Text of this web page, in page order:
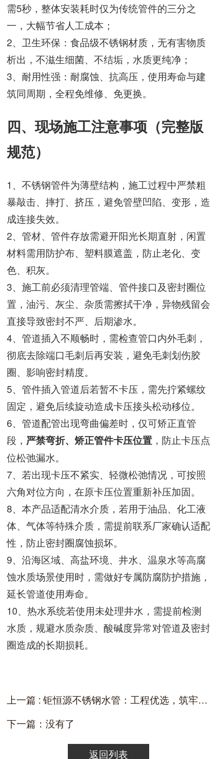
需5秒，整体安装耗时仅为传统管件的三分之
一，大幅节省人工成本；
2、卫生环保：食品级不锈钢材质，无有害物质
析出，不滋生细菌、不结垢，水质更纯净；
3、耐用性强：耐腐蚀、抗高压，使用寿命与建
筑同周期，全程免维修、免更换。
四、现场施工注意事项（完整版
规范）
1、不锈钢管件为薄壁结构，施工过程中严禁粗
暴敲击、摔打、挤压，避免管壁凹陷、变形，造
成连接失效。
2、管材、管件存放需避开阳光长期直射，闲置
材料需用防护布、塑料膜遮盖，防止老化、变
色、积灰。
3、施工前必须清理管端、管件接口及密封圈位
置，油污、灰尘、杂质需擦拭干净，异物残留会
直接导致密封不严、后期渗水。
4、管道插入不顺畅时，需检查管口内外毛刺，
彻底去除端口毛刺后再安装，避免毛刺划伤胶
圈、影响密封精度。
5、管件插入管道后若暂不卡压，需先拧紧螺纹
固定，避免后续旋动造成卡压接头松动移位。
6、管道配管出现弯曲偏差时，仅可矫正直管
段， 严禁弯折、矫正管件卡压位置 ，防止卡压点
位松弛漏水。
7、若出现卡压不紧实、轻微松弛情况，可按照
六角对位方向，在原卡压位置重新补压加固。
8、本产品适配清水介质，若用于油品、化工液
体、气体等特殊介质，需提前联系厂家确认适配
性，防止密封圈腐蚀损坏。
9、沿海区域、高盐环境、井水、温泉水等高腐
蚀水质场景使用时，需做好专属防腐防护措施，
延长管道使用寿命。
10、热水系统若使用未处理井水，需提前检测
水质，规避水质杂质、酸碱度异常对管道及密封
圈造成的长期损耗。
上一篇 : 钜恒源不锈钢水管：工程优选，筑牢供水安全防线
下一篇：没有了
返回列表